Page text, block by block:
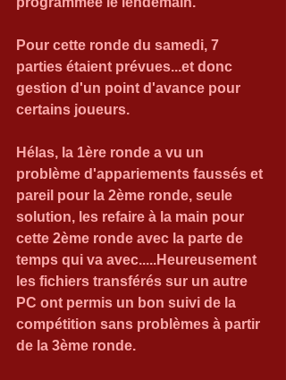
Pour cette ronde du samedi, 7
parties étaient prévues...et donc
gestion d'un point d'avance pour
certains joueurs.
Hélas, la 1ère ronde a vu un
problème d'appariements faussés et
pareil pour la 2ème ronde, seule
solution, les refaire à la main pour
cette 2ème ronde avec la parte de
temps qui va avec.....Heureusement
les fichiers transférés sur un autre
PC ont permis un bon suivi de la
compétition sans problèmes à partir
de la 3ème ronde.